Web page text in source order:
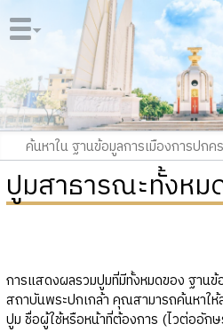
ปูมสาธารณะทั้งหม
การแสดงผลรวมปูมที่มีทั้งหมดของ ฐานข้
สถาบันพระปกเกล้า คุณสามารถค้นหาให้
ปูม ชื่อผู้ใช้หรือหน้าที่ต้องการ (ไวต่ออัก